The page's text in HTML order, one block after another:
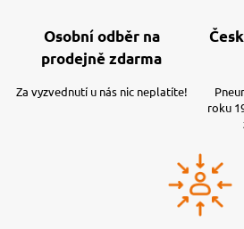
Osobní odběr na
prodejně zdarma
Za vyzvednutí u nás nic neplatíte!
roku